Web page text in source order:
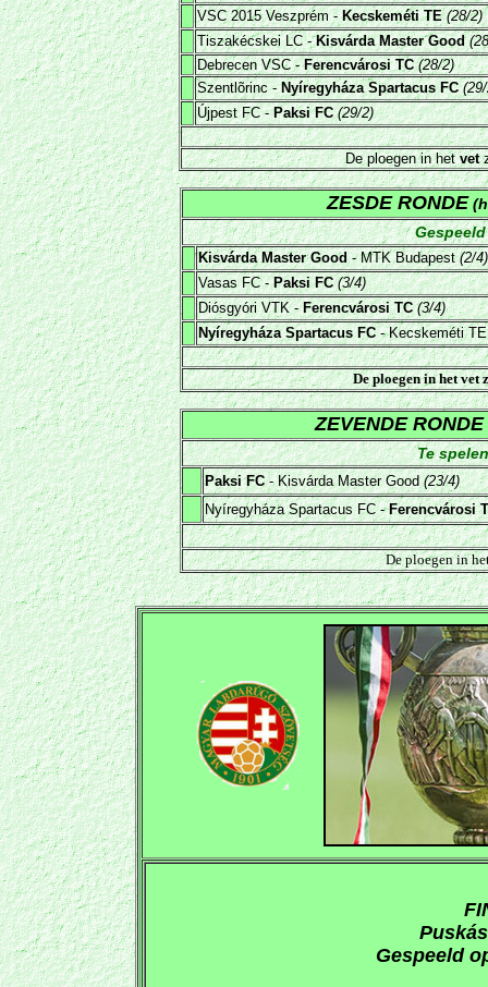
VSC 2015 Veszprém -Kecskeméti TE (28/2)
Tiszakécskei LC -Kisvárda Master Good
Debrecen VSC -Ferencvárosi TC (28/2)
Szentlõrinc -Nyíregyháza Spartacus FC
Újpest FC -Paksi FC(29/2)
De ploegen in hetvet
ZESDE RONDE
G
Kisvárda Master Good- MTK Budapest(2/4)
Vasas FC -Paksi FC (3/4)
Diósgyóri VTK -Ferencvárosi TC (3/4)
Nyíregyháza Spartacus FC- Kecskeméti
De ploegen in hetvet
ZEVENDE RONDE
Te
Paksi FC- Kisvárda Master Good(23/4)
Nyíregyháza Spartacus FC -Ferencvárosi
De ploegen in
Gespeeld